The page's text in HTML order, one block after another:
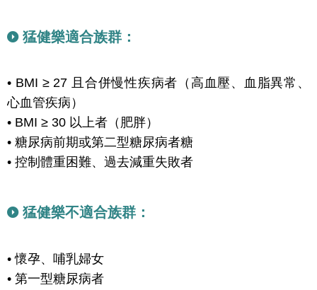
猛健樂適合族群：
• BMI ≥ 27 且合併慢性疾病者（高血壓、血脂異常、
心血管疾病）
• BMI ≥ 30 以上者（肥胖）
• 糖尿病前期或第二型糖尿病者糖
• 控制體重困難、過去減重失敗者
猛健樂不適合族群：
• 懷孕、哺乳婦女
• 第一型糖尿病者